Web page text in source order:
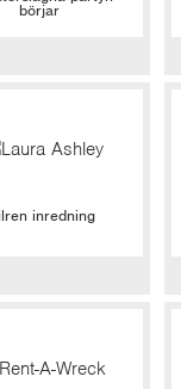
börjar
inredning